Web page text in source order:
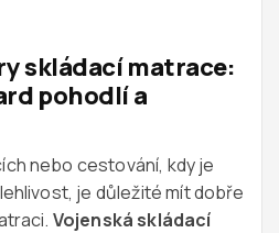
skládací matrace:
pohodlí a
nebo cestování, kdy je
je důležité mít dobře
Vojenská skládací